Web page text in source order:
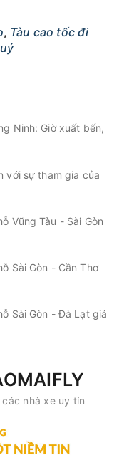
, Tàu cao tốc đi
Ninh: Giờ xuất bến,
với sự tham gia của
Vũng Tàu - Sài Gòn
Sài Gòn - Cần Thơ
Sài Gòn - Đà Lạt giá
nhà xe uy tín